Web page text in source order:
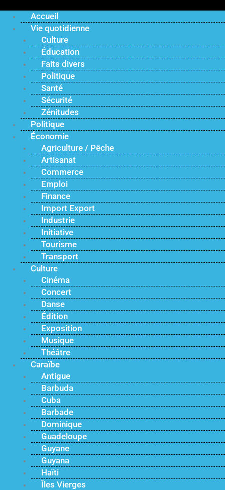
Accueil
Vie quotidienne
Culture
Éducation
Faits divers
Politique
Santé
Sécurité
Zénitudes
Politique
Économie
Agriculture / Pêche
Artisanat
Commerce
Emploi
Finance
Import Export
Industrie
Initiative
Tourisme
Transport
Culture
Cinéma
Concert
Danse
Édition
Exposition
Musique
Théâtre
Caraïbe
Antigue
Barbuda
Cuba
Barbade
Dominique
Guadeloupe
Guyane
Guyana
Haïti
Îles Vierges